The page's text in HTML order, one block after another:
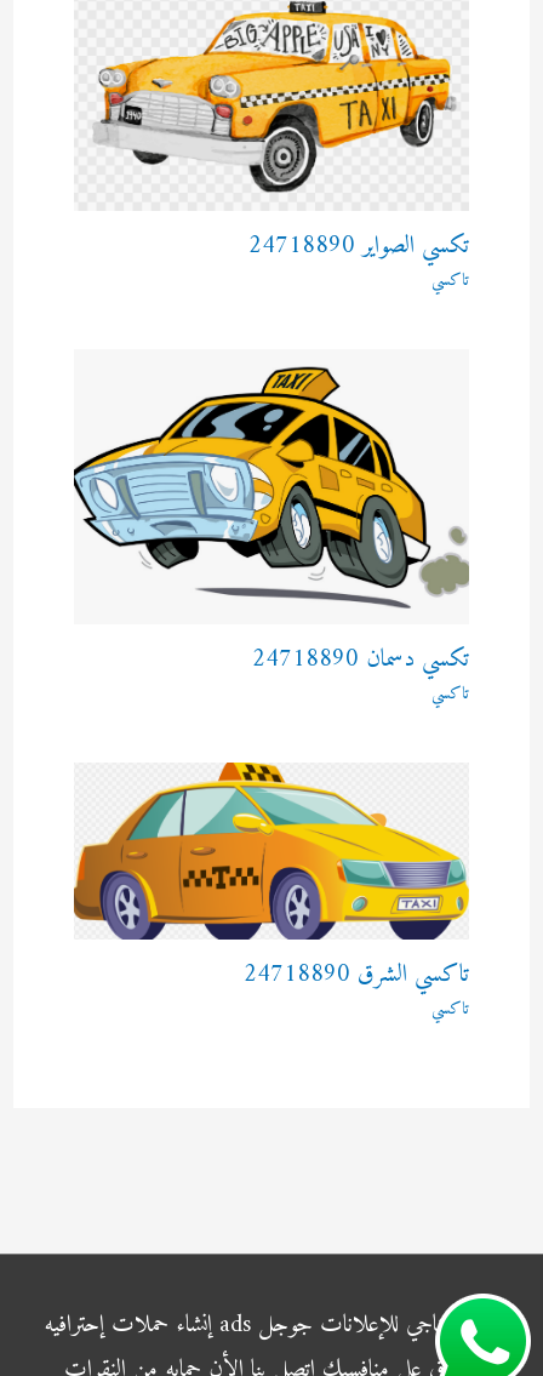
تكسي الصواير 24718890
تاكسي
تكسي دسمان 24718890
تاكسي
تاكسي الشرق 24718890
تاكسي
شركة الناجي للإعلانات جوجل ads إنشاء حملات إحترافيه